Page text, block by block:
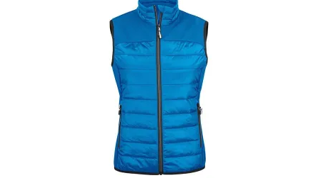
OFFERTEAANVRAAG